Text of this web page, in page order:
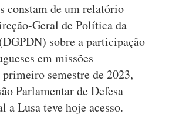
constam de um relatório
Geral de Política da
sobre a participação
em missões
semestre de 2023,
Parlamentar de Defesa
a Lusa teve hoje acesso.